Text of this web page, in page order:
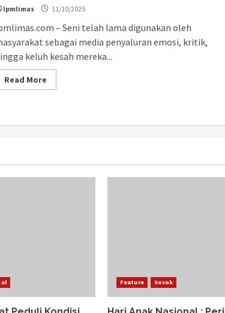
lpmlimas 11/10/2025
– Seni telah lama digunakan oleh
sebagai media penyaluran emosi, kritik,
keluh kesah mereka...
Read More
Feature Sosok